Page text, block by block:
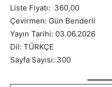
Liste Fiyatı: 360,00
Çevirmen: Gün Benderli
Yayın Tarihi: 03.06.2026
Dil: TÜRKÇE
Sayfa Sayısı: 300